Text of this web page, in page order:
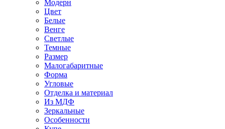
Модерн
Цвет
Белые
Венге
Светлые
Темные
Размер
Малогабаритные
Форма
Угловые
Отделка и материал
Из МДФ
Зеркальные
Особенности